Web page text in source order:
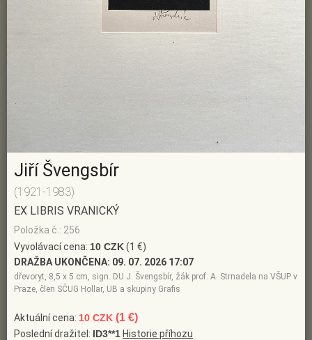
Jiří Švengsbír
(1921-1983)
EX LIBRIS VRANICKÝ
Položka č.: 256
Vyvolávací cena: 10 CZK(1 €)
DRAŽBA UKONČENA: 09. 07. 2026 17:07
dřevoryt, 8,5 x 5 cm, sign. DU J. Švengsbír, žák prof. A. Strnadela na VŠUP v
Praze, člen SČUG Hollar, UB a skupiny Grafis
Aktuální cena: 10 CZK (1 €)
Poslední dražitel: ID3**1 Historie příhozu